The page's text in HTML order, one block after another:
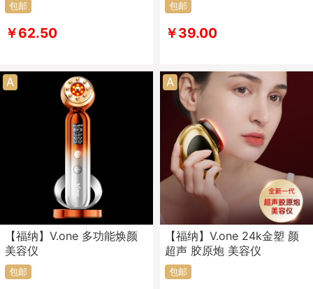
包邮
￥62.50
包邮
￥39.00
A
【福纳】V.one 多功能焕颜
美容仪
包邮
A
【福纳】V.one 24k金塑 颜
超声 胶原炮 美容仪
包邮